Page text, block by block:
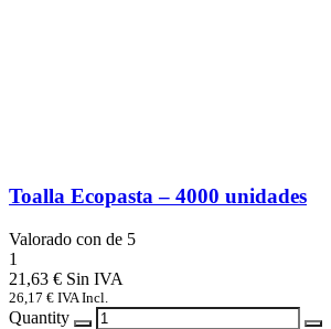
Toalla Ecopasta – 4000 unidades
Valorado con de 5
1
21,63 €
26,17 € IVA Incl.
Quantity